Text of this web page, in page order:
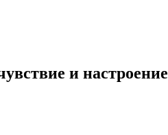
и настроение